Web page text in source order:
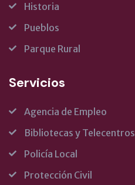
Historia
Pueblos
Parque Rural
Servicios
Agencia de Empleo
Bibliotecas y Telecentros
Policía Local
Protección Civil